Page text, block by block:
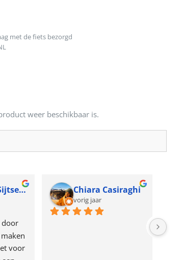
met de fiets bezorgd
weer beschikbaar is.
Corneline Sijtsema
door
voor
Chiara Casiraghi
vorig jaar